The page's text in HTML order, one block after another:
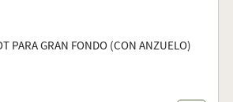
PARA GRAN FONDO (CON ANZUELO)